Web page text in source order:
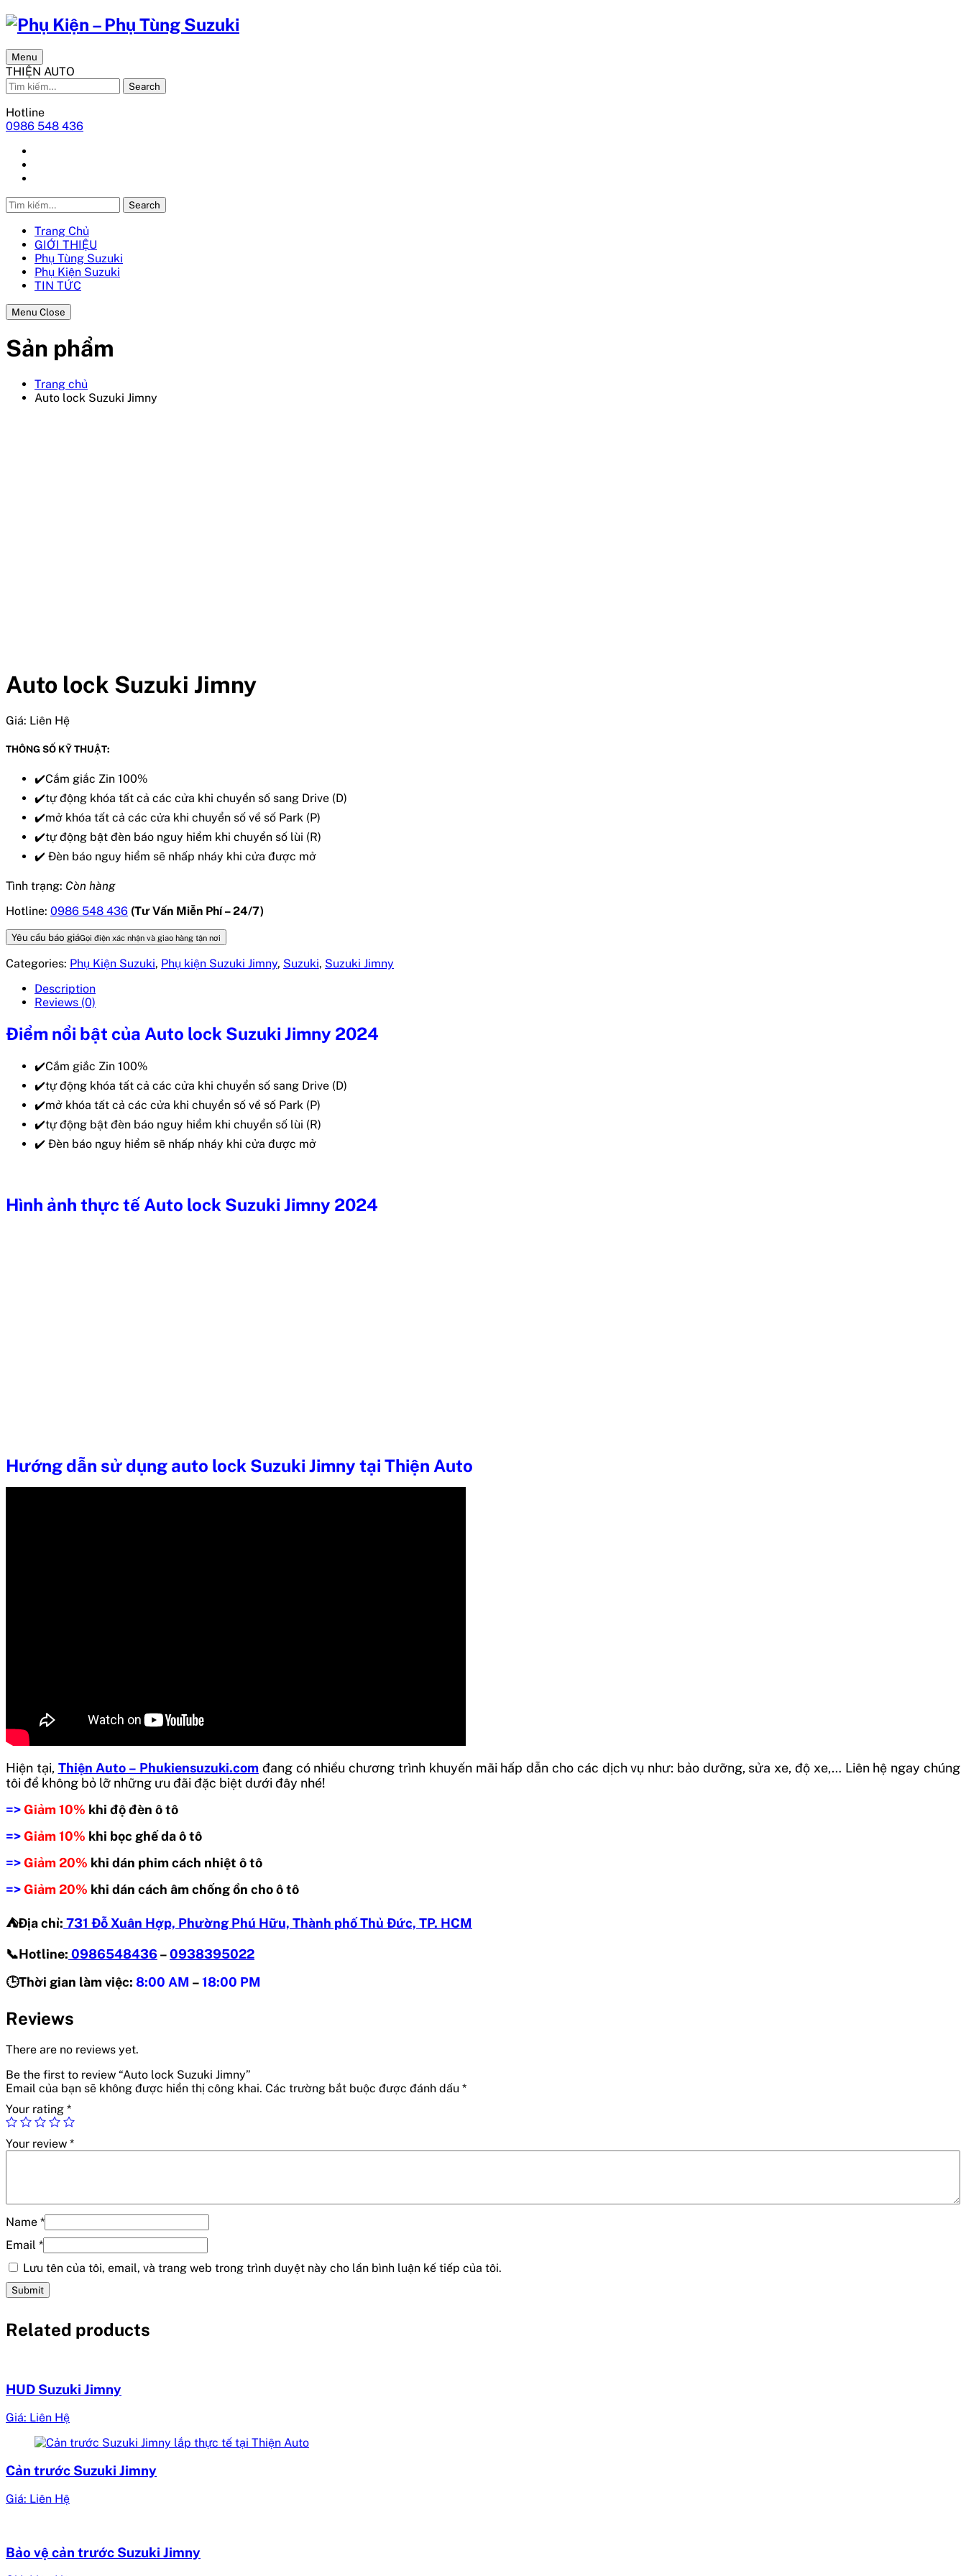
Menu
THIỆN AUTO
Search
Hotline
0986 548 436
Search
Trang Chủ
GIỚI THIỆU
Phụ Tùng Suzuki
Phụ Kiện Suzuki
TIN TỨC
Menu Close
Sản phẩm
Trang chủ
Auto lock Suzuki Jimny
Auto lock Suzuki Jimny
Giá: Liên Hệ
THÔNG SỐ KỸ THUẬT:
✔️Cắm giắc Zin 100%
✔️tự động khóa tất cả các cửa khi chuyển số sang Drive (D)
✔️mở khóa tất cả các cửa khi chuyển số về số Park (P)
✔️tự động bật đèn báo nguy hiểm khi chuyển số lùi (R)
✔️ Đèn báo nguy hiểm sẽ nhấp nháy khi cửa được mở
Tình trạng: Còn hàng
Hotline: 0986 548 436 (Tư Vấn Miễn Phí – 24/7)
Yêu cầu báo giáGọi điện xác nhận và giao hàng tận nơi
Categories: Phụ Kiện Suzuki, Phụ kiện Suzuki Jimny, Suzuki, Suzuki Jimny
Description
Reviews (0)
Điểm nổi bật của Auto lock Suzuki Jimny 2024
✔️Cắm giắc Zin 100%
✔️tự động khóa tất cả các cửa khi chuyển số sang Drive (D)
✔️mở khóa tất cả các cửa khi chuyển số về số Park (P)
✔️tự động bật đèn báo nguy hiểm khi chuyển số lùi (R)
✔️ Đèn báo nguy hiểm sẽ nhấp nháy khi cửa được mở
Hình ảnh thực tế Auto lock Suzuki Jimny 2024
Hướng dẫn sử dụng auto lock Suzuki Jimny tại Thiện Auto
Hiện tại, Thiện Auto – Phukiensuzuki.comđang có nhiều chương trình khuyến mãi hấp dẫn cho các dịch vụ như: bảo dưỡng, sửa xe, độ xe,… Liên hệ ngay chúng
tôi để không bỏ lỡ những ưu đãi đặc biệt dưới đây nhé!
=>Giảm 10% khi độ đèn ô tô
=>Giảm 10% khi bọc ghế da ô tô
=>Giảm 20% khi dán phim cách nhiệt ô tô
=>Giảm 20% khi dán cách âm chống ồn cho ô tô
⛺️Địa chỉ: 731 Đỗ Xuân Hợp, Phường Phú Hữu, Thành phố Thủ Đức, TP. HCM
📞Hotline: 0986548436 –0938395022
🕒Thời gian làm việc: 8:00 AM –18:00 PM
Reviews
There are no reviews yet.
Be the first to review “Auto lock Suzuki Jimny”
Email của bạn sẽ không được hiển thị công khai. Các trường bắt buộc được đánh dấu *
Your rating *
Your review *
Name *
Email *
Lưu tên của tôi, email, và trang web trong trình duyệt này cho lần bình luận kế tiếp của tôi.
Related products
HUD Suzuki Jimny
Giá: Liên Hệ
Cản trước Suzuki Jimny
Giá: Liên Hệ
Bảo vệ cản trước Suzuki Jimny